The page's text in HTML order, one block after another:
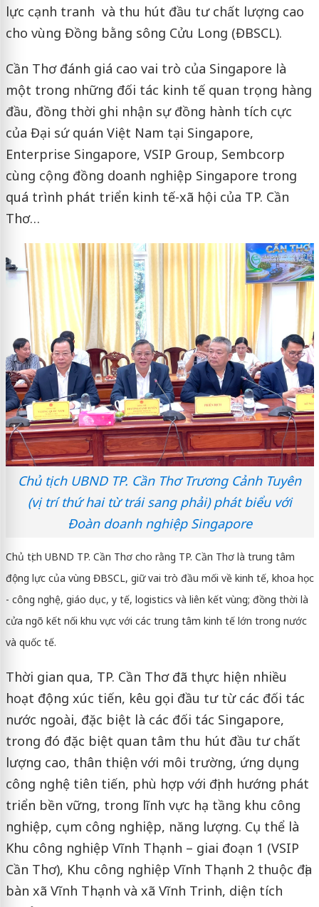
lực cạnh tranh và thu hút đầu tư chất lượng cao
cho vùng Đồng bằng sông Cửu Long (ĐBSCL).
Cần Thơ đánh giá cao vai trò của Singapore là
một trong những đối tác kinh tế quan trọng hàng
đầu, đồng thời ghi nhận sự đồng hành tích cực
của Đại sứ quán Việt Nam tại Singapore,
Enterprise Singapore, VSIP Group, Sembcorp
cùng cộng đồng doanh nghiệp Singapore trong
quá trình phát triển kinh tế-xã hội của TP. Cần
Thơ…
Chủ tịch UBND TP. Cần Thơ Trương Cảnh Tuyên
(vị trí thứ hai từ trái sang phải) phát biểu với
Đoàn doanh nghiệp Singapore
Chủ tịch UBND TP. Cần Thơ cho rằng TP. Cần Thơ là trung tâm
động lực của vùng ĐBSCL, giữ vai trò đầu mối về kinh tế, khoa học
- công nghệ, giáo dục, y tế, logistics và liên kết vùng; đồng thời là
cửa ngõ kết nối khu vực với các trung tâm kinh tế lớn trong nước
và quốc tế.
Thời gian qua, TP. Cần Thơ đã thực hiện nhiều
hoạt động xúc tiến, kêu gọi đầu tư từ các đối tác
nước ngoài, đặc biệt là các đối tác Singapore,
trong đó đặc biệt quan tâm thu hút đầu tư chất
lượng cao, thân thiện với môi trường, ứng dụng
công nghệ tiên tiến, phù hợp với định hướng phát
triển bền vững, trong lĩnh vực hạ tầng khu công
nghiệp, cụm công nghiệp, năng lượng. Cụ thể là
Khu công nghiệp Vĩnh Thạnh – giai đoạn 1 (VSIP
Cần Thơ), Khu công nghiệp Vĩnh Thạnh 2 thuộc địa
bàn xã Vĩnh Thạnh và xã Vĩnh Trinh, diện tích